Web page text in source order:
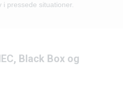
i pressede situationer.
Black Box og